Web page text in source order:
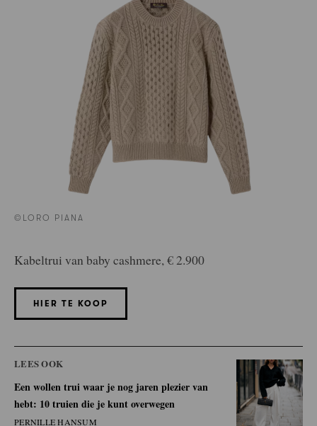
©LORO PIANA
Kabeltrui van baby cashmere, € 2.900
HIER TE KOOP
LEES OOK
Een wollen trui waar je nog jaren plezier van
hebt: 10 truien die je kunt overwegen
PERNILLE HANSUM